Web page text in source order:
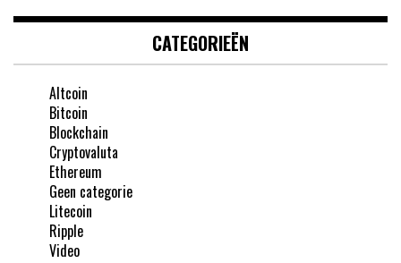
CATEGORIEËN
Altcoin
Bitcoin
Blockchain
Cryptovaluta
Ethereum
Geen categorie
Litecoin
Ripple
Video